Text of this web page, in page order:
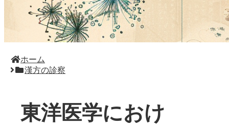
ホーム
漢方の診察
東洋医学におけ